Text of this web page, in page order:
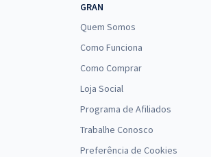
GRAN
Quem Somos
Como Funciona
Como Comprar
Loja Social
Programa de Afiliados
Trabalhe Conosco
Preferência de Cookies